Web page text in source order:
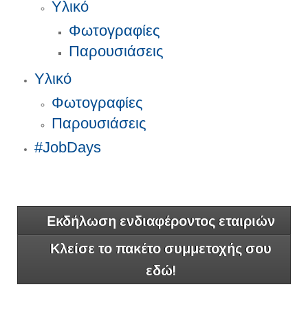
Υλικό
Φωτογραφίες
Παρουσιάσεις
Υλικό
Φωτογραφίες
Παρουσιάσεις
#JobDays
Εκδήλωση ενδιαφέροντος εταιριών
Κλείσε το πακέτο συμμετοχής σου
εδώ!